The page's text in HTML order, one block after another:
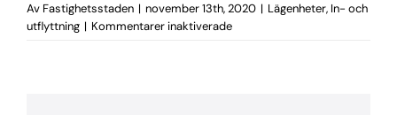
Av Fastighetsstaden | november 13th, 2020 | Lägenheter, In- och
utflyttning | Kommentarer inaktiveradeför